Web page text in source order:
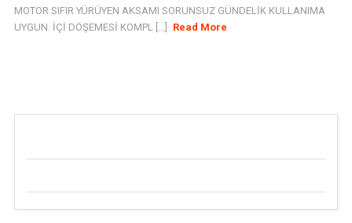
MOTOR SIFIR YÜRÜYEN AKSAMI SORUNSUZ GÜNDELİK KULLANIMA
UYGUN. İÇİ DÖŞEMESİ KOMPL [...]
Read More